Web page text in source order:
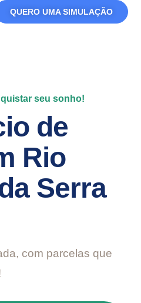
QUERO UMA SIMULAÇÃO
seu sonho!
de
Rio
Serra
com parcelas que